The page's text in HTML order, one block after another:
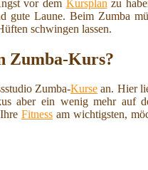
vor dem Kursplan zu
Laune. Beim Zumba
schwingen lassen.
Zumba-Kurs?
Zumba-Kurse an. Hier
aber ein wenig mehr auf
IhreFitness am wichtigsten,